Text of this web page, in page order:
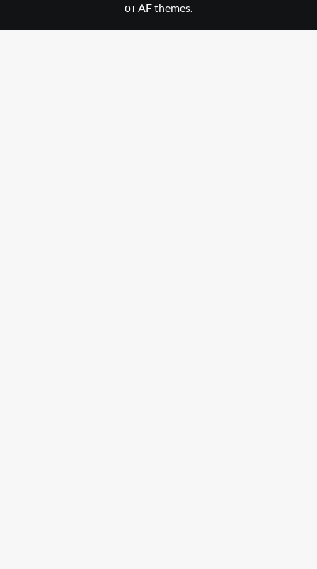
от AF themes.